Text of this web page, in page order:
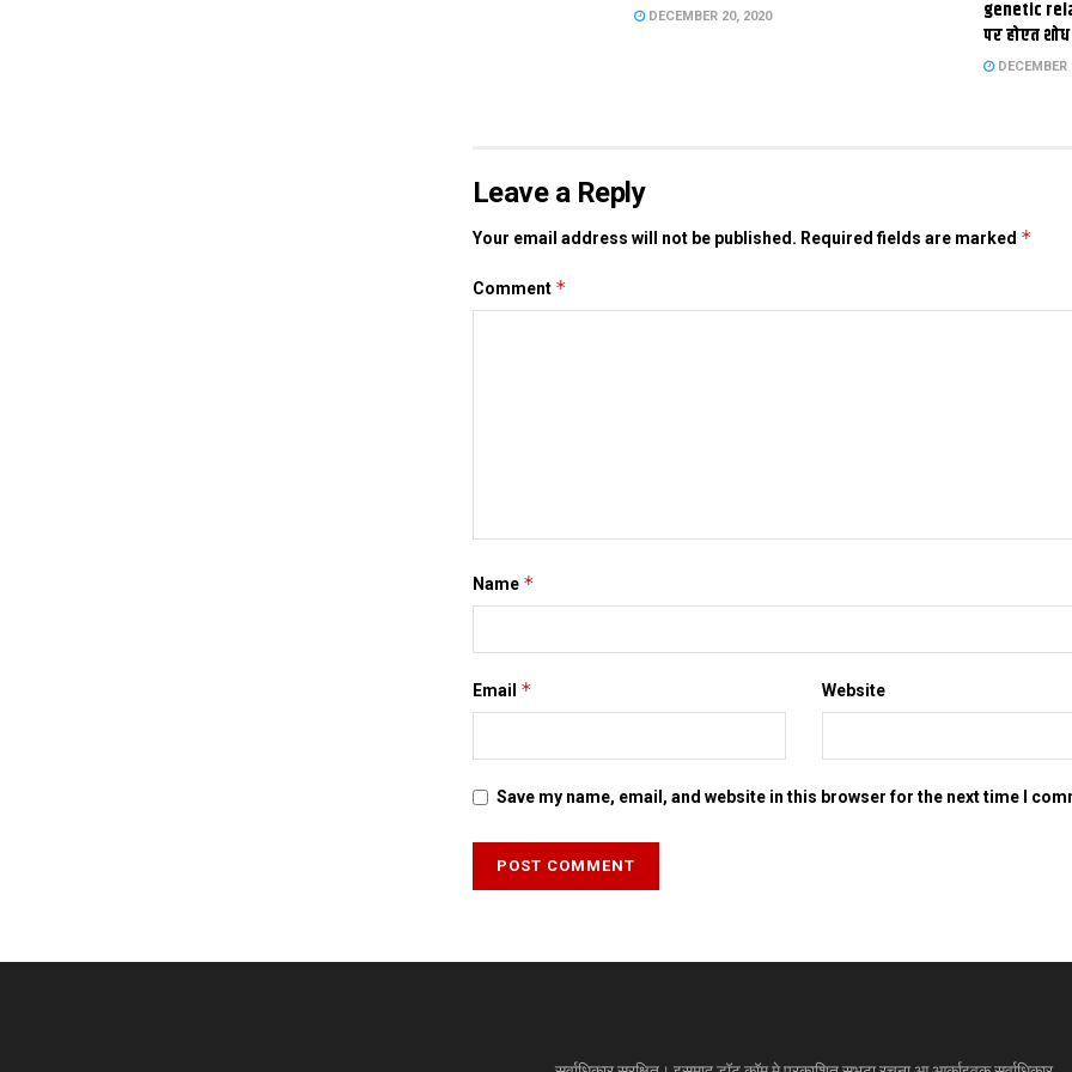
DECEMBER 20, 2020
genetic
पर होएत शोध
DECEMBER
Leave a Reply
Your email address will not be published. Required fields are marked *
Comment *
Name *
Email * Website
Save my name, email, and website in this browser for the next time I